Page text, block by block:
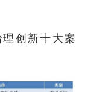
创新十大案